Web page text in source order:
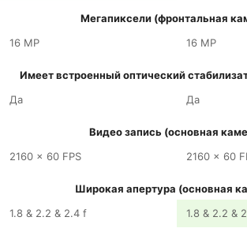
Мегапиксели (фронтальная
16 MP
16 MP
Имеет встроенный оптический
Да
Да
Видео запись (основная
2160 x 60 FPS
2160 x 60
Широкая апертура (основная
1.8 & 2.2 & 2.4 f
1.8 & 2.2 &